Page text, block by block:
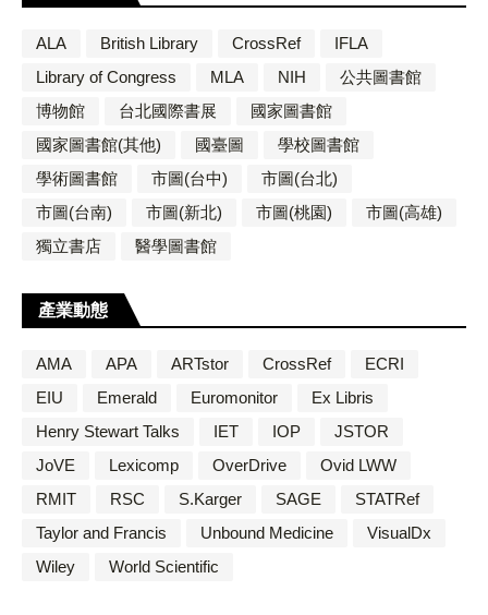
ALA British Library CrossRef
IFLA
Library of Congress
MLA NIH
公共圖書館
博物館
台北國際書展
國家圖書館
國家圖書館(其他)
國臺圖
學校圖書館
學術圖書館
市圖(台中)
市圖(台北)
市圖(台南)
市圖(新北) 市圖(桃園)
市圖(高雄)
獨立書店
醫學圖書館
產業動態
AMA APA ARTstor CrossRef
ECRI
EIU
Emerald Euromonitor
Ex Libris
Henry Stewart Talks
IET IOP
JSTOR
JoVE
Lexicomp OverDrive
Ovid LWW
RMIT
RSC S.Karger SAGE
STATRef
Taylor and Francis
Unbound Medicine
VisualDx
Wiley
World Scientific